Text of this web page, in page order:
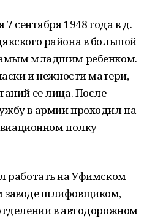
сентября 1948 года в д.
района в большой
младшим ребенком.
и нежности матери,
ее лица. После
в армии проходил на
полку
работать на Уфимском
заводе шлифовщиком,
в автодорожном